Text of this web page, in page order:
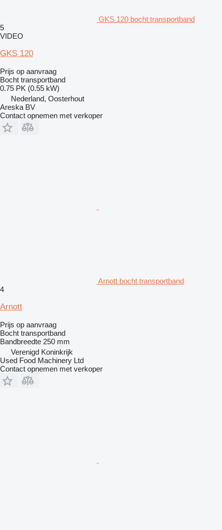
GKS 120 bocht transportband
5
VIDEO
GKS 120
Prijs op aanvraag
Bocht transportband
0.75 PK (0.55 kW)
Nederland, Oosterhout
Areska BV
Contact opnemen met verkoper
Arnott bocht transportband
4
Arnott
Prijs op aanvraag
Bocht transportband
Bandbreedte 250 mm
Verenigd Koninkrijk
Used Food Machinery Ltd
Contact opnemen met verkoper